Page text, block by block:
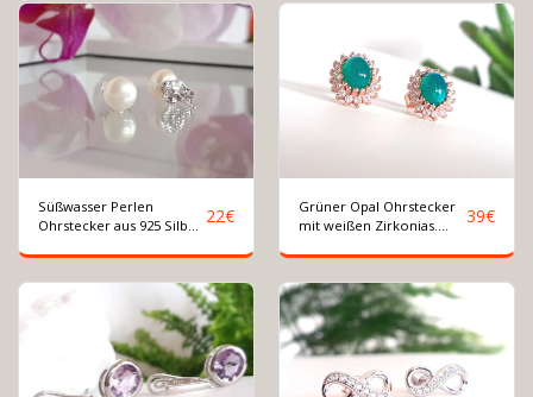
Süßwasser Perlen
Ohrstecker aus 925 Silber. 22€
Grüner Opal Ohrstecker
mit weißen Zirkonias.
39€